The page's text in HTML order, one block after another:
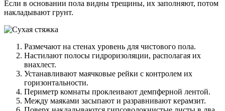
Если в основании пола видны трещины, их заполняют, потом
накладывают грунт.
Размечают на стенах уровень для чистового пола.
Настилают полосы гидроризоляции, располагая их
внахлест.
Устанавливают маячковые рейки с контролем их
горизонтальности.
Периметр комнаты проклеивают демпферной лентой.
Между маяками засыпают и разравнивают керамзит.